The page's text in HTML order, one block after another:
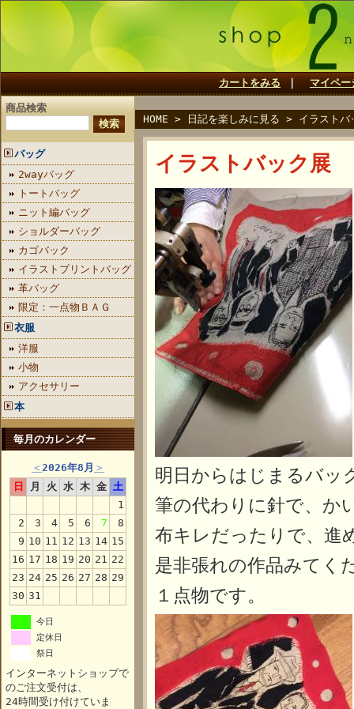
カートをみる マイペー
商品検索
バッグ
2wayバッグ
トートバッグ
ニット編バッグ
ショルダーバッグ
カゴバック
イラストプリントバッグ
革バッグ
限定：一点物ＢＡＧ
衣服
洋服
小物
アクセサリー
本
毎月のカレンダー
＜ 2026年8月 ＞
日
月 火 水 木 金 土
1
2
3 4 5 6 7
8
9 10 11 12 13 14 15
16 17 18 19 20 21 22
23 24 25 26 27 28 29
30 31
今日
定休日
祭日
インターネットショップで
のご注文受付は、
24時間受け付けていま
HOME > 日記を楽しみに見る > イラストバ
イラストバック展
明日からはじまるバッ
筆の代わりに針で、か
布キレだったりで、進
是非張れの作品みてく
１点物です。